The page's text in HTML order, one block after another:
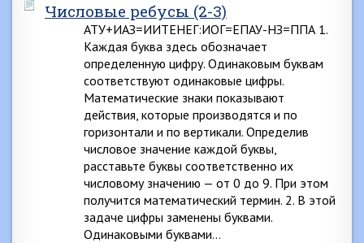
Числовые ребусы (2-3)
АТУ+ИАЗ=ИИТЕНЕГ:ИОГ=ЕПАУ-НЗ=ППА 1.
Каждая буква здесь обозначает
определенную цифру. Одинаковым буквам
соответствуют одинаковые цифры.
Математические знаки показывают
действия, которые производятся и по
горизонтали и по вертикали. Определив
числовое значение каждой буквы,
расставьте буквы соответственно их
числовому значению — от 0 до 9. При этом
получится математический термин. 2. В этой
задаче цифры заменены буквами.
Одинаковыми буквами…